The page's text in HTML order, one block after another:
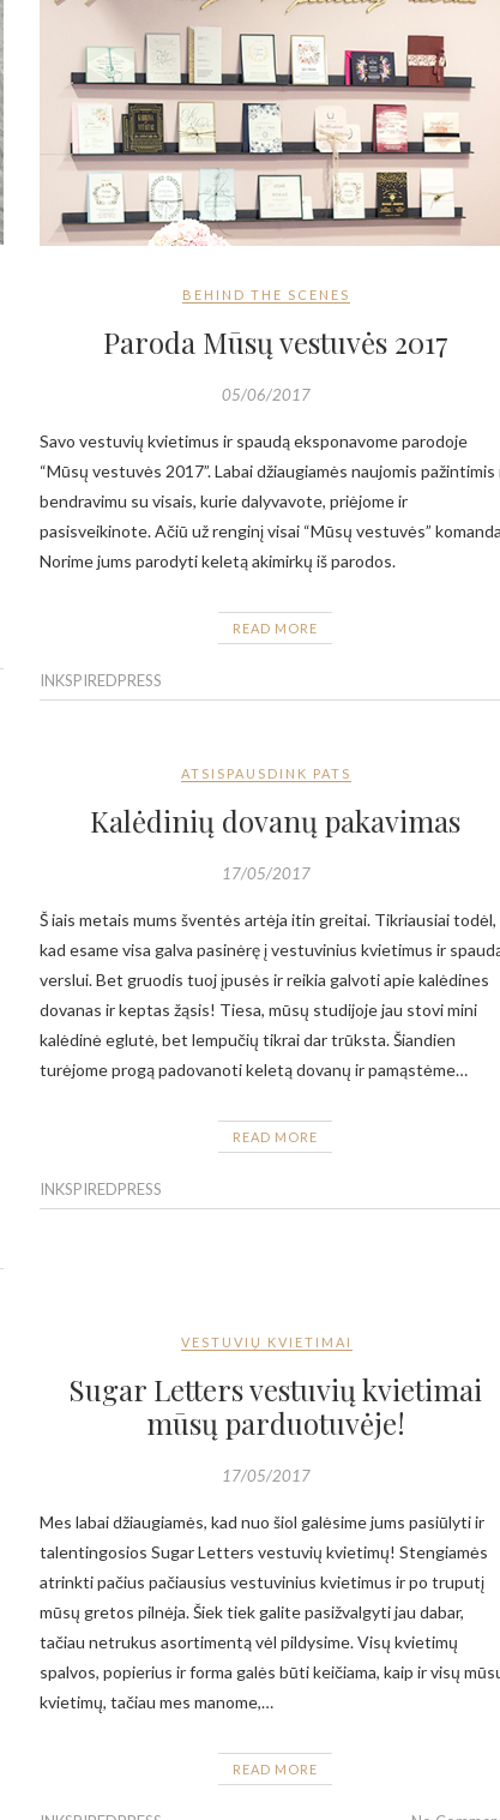
BEHIND THE SCENES
Paroda Mūsų vestuvės 2017
05/06/2017
Savo vestuvių kvietimus ir spaudą eksponavome parodoje
“Mūsų vestuvės 2017”. Labai džiaugiamės naujomis pažintimis
bendravimu su visais, kurie dalyvavote, priėjome ir
pasisveikinote. Ačiū už renginį visai “Mūsų vestuvės”
Norime jums parodyti keletą akimirkų iš parodos.
READ MORE
INKSPIREDPRESS
ATSISPAUSDINK PATS
Kalėdinių dovanų pakavimas
17/05/2017
Š iais metais mums šventės artėja itin greitai. Tikriausiai todėl,
kad esame visa galva pasinėrę į vestuvinius kvietimus ir
verslui. Bet gruodis tuoj įpusės ir reikia galvoti apie kalėdines
dovanas ir keptas žąsis! Tiesa, mūsų studijoje jau stovi mini
kalėdinė eglutė, bet lempučių tikrai dar trūksta. Šiandien
turėjome progą padovanoti keletą dovanų ir pamąstėme…
READ MORE
INKSPIREDPRESS
VESTUVIŲ KVIETIMAI
Sugar Letters vestuvių kvietimai
mūsų parduotuvėje!
17/05/2017
Mes labai džiaugiamės, kad nuo šiol galėsime jums pasiūlyti ir
talentingosios Sugar Letters vestuvių kvietimų! Stengiamės
atrinkti pačius pačiausius vestuvinius kvietimus ir po truputį
mūsų gretos pilnėja. Šiek tiek galite pasižvalgyti jau dabar,
tačiau netrukus asortimentą vėl pildysime. Visų kvietimų
spalvos, popierius ir forma galės būti keičiama, kaip ir visų
kvietimų, tačiau mes manome,…
READ MORE